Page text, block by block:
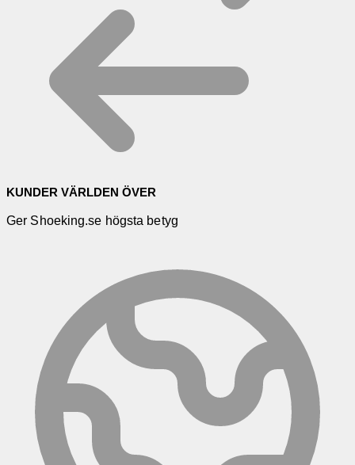
KUNDER VÄRLDEN ÖVER
Ger Shoeking.se högsta betyg